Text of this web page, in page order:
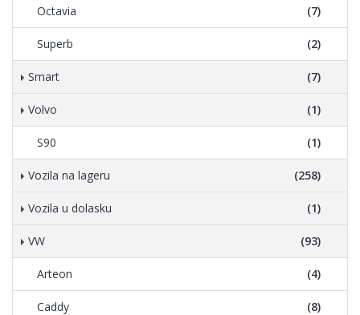
Octavia (7)
Superb (2)
Smart (7)
Volvo (1)
S90 (1)
Vozila na lageru (258)
Vozila u dolasku (1)
VW (93)
Arteon (4)
Caddy (8)